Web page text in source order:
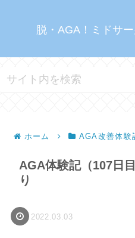
脱・AGA！ミドサ
ホーム AGA改善体験
AGA体験記（107日
り
2022.03.03